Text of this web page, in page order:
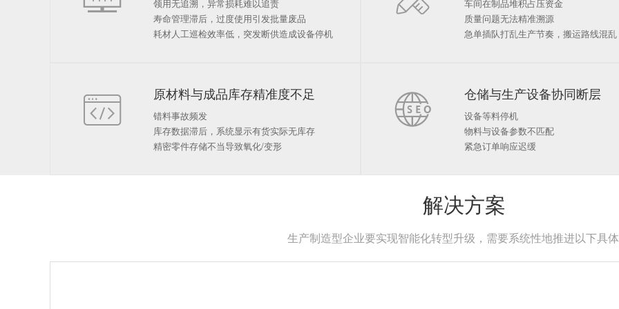
领用无追溯，异常损耗难以追责
寿命管理滞后，过度使用引发批量废品
耗材人工巡检效率低，突发断供造成设备停机
车间在制品堆积占压资金
质量问题无法精准溯源
急单插队打乱生产节奏，搬运路线混乱

原材料与成品库存精准度不足
错料事故频发
库存数据滞后，系统显示有货实际无库存
精密零件存储不当导致氧化/变形
 仓储与生产设备协同断层
设备等料停机
物料与设备参数不匹配
紧急订单响应迟缓
解决方案
生产制造型企业要实现智能化转型升级，需要系统性地推进以下具